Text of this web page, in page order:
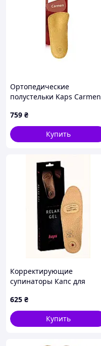
Ортопедические
полустельки Kaps Carmen
759 ₴
Купить
Корректирующие
супинаторы Капс для
6A6113TB95
625 ₴
Купить